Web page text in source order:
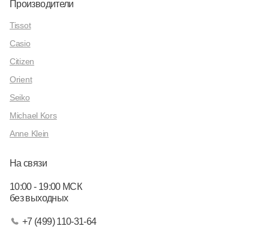
Производители
Tissot
Casio
Citizen
Orient
Seiko
Michael Kors
Anne Klein
На связи
10:00 - 19:00 МСК
без выходных
+7 (499) 110-31-64